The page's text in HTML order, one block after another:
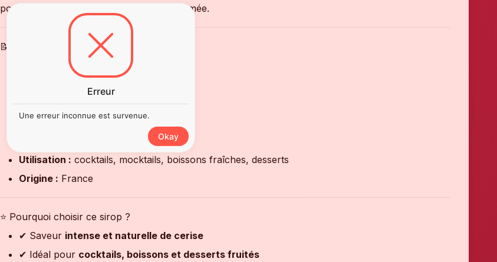
pour une boisson fraîche, fruitée et parfumée.
📝 Fiche technique
Sirop Cerise
Type :sirop aromatique
Saveur : cerise
fruité, sucré et gourmand
Utilisation : cocktails, mocktails, boissons fraîches, desserts
Origine : France
⭐ Pourquoi choisir ce sirop ?
✔ Saveur intense et naturelle de cerise
✔ Idéal pour cocktails, boissons et desserts fruités
Erreur
Une erreur inconnue est survenue.
Okay